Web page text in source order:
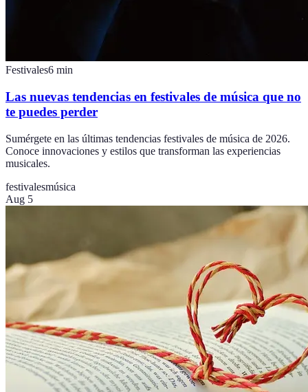
Festivales6 min
Las nuevas tendencias en festivales de música que no
te puedes perder
Sumérgete en las últimas tendencias festivales de música de 2026.
Conoce innovaciones y estilos que transforman las experiencias
musicales.
festivalesmúsica
Aug 5